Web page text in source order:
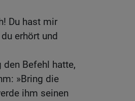
Du hast mir
erhört und
Befehl hatte,
»Bring die
ihm seinen